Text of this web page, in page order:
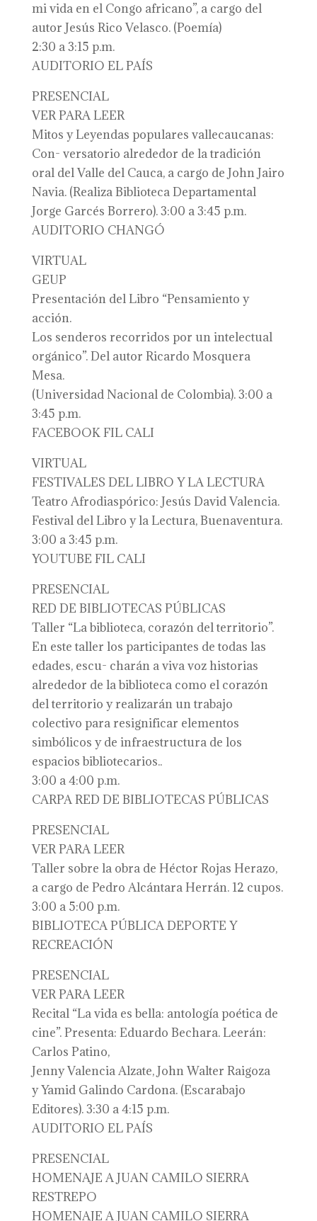
mi vida en el Congo africano”, a cargo del
autor Jesús Rico Velasco. (Poemía)
2:30 a 3:15 p.m.
AUDITORIO EL PAÍS
PRESENCIAL
VER PARA LEER
Mitos y Leyendas populares vallecaucanas:
Con- versatorio alrededor de la tradición
oral del Valle del Cauca, a cargo de John Jairo
Navia. (Realiza Biblioteca Departamental
Jorge Garcés Borrero). 3:00 a 3:45 p.m.
AUDITORIO CHANGÓ
VIRTUAL
GEUP
Presentación del Libro “Pensamiento y
acción.
Los senderos recorridos por un intelectual
orgánico”. Del autor Ricardo Mosquera
Mesa.
(Universidad Nacional de Colombia). 3:00 a
3:45 p.m.
FACEBOOK FIL CALI
VIRTUAL
FESTIVALES DEL LIBRO Y LA LECTURA
Teatro Afrodiaspórico: Jesús David Valencia.
Festival del Libro y la Lectura, Buenaventura.
3:00 a 3:45 p.m.
YOUTUBE FIL CALI
PRESENCIAL
RED DE BIBLIOTECAS PÚBLICAS
Taller “La biblioteca, corazón del territorio”.
En este taller los participantes de todas las
edades, escu- charán a viva voz historias
alrededor de la biblioteca como el corazón
del territorio y realizarán un trabajo
colectivo para resignificar elementos
simbólicos y de infraestructura de los
espacios bibliotecarios..
3:00 a 4:00 p.m.
CARPA RED DE BIBLIOTECAS PÚBLICAS
PRESENCIAL
VER PARA LEER
Taller sobre la obra de Héctor Rojas Herazo,
a cargo de Pedro Alcántara Herrán. 12 cupos.
3:00 a 5:00 p.m.
BIBLIOTECA PÚBLICA DEPORTE Y
RECREACIÓN
PRESENCIAL
VER PARA LEER
Recital “La vida es bella: antología poética de
cine”. Presenta: Eduardo Bechara. Leerán:
Carlos Patino,
Jenny Valencia Alzate, John Walter Raigoza
y Yamid Galindo Cardona. (Escarabajo
Editores). 3:30 a 4:15 p.m.
AUDITORIO EL PAÍS
PRESENCIAL
HOMENAJE A JUAN CAMILO SIERRA
RESTREPO
HOMENAJE A JUAN CAMILO SIERRA